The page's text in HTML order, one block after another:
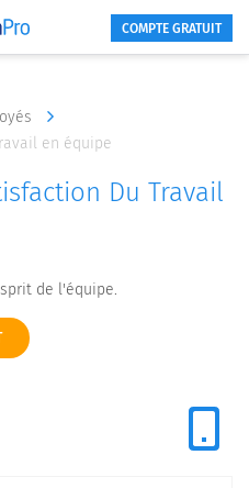
COMPTE GRATUIT
en équipe
Du Travail
de l'équipe.